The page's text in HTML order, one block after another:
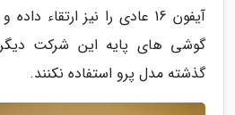
آیفون 16 عادی را نیز ارتقاء
گوشی های پایه این شرکت دیگر
گذشته مدل پرو استفاده نکنند.